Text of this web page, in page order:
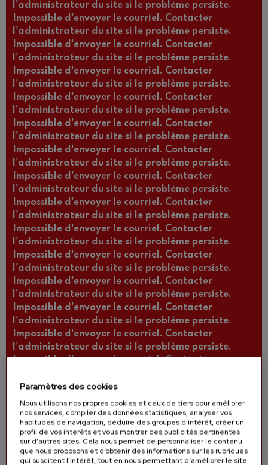
l'administrateur du site si le problème persiste.
Impossible d'envoyer le courriel. Contacter
l'administrateur du site si le problème persiste.
Impossible d'envoyer le courriel. Contacter
l'administrateur du site si le problème persiste.
Impossible d'envoyer le courriel. Contacter
l'administrateur du site si le problème persiste.
Impossible d'envoyer le courriel. Contacter
l'administrateur du site si le problème persiste.
Impossible d'envoyer le courriel. Contacter
l'administrateur du site si le problème persiste.
Impossible d'envoyer le courriel. Contacter
l'administrateur du site si le problème persiste.
Impossible d'envoyer le courriel. Contacter
l'administrateur du site si le problème persiste.
Impossible d'envoyer le courriel. Contacter
l'administrateur du site si le problème persiste.
Impossible d'envoyer le courriel. Contacter
l'administrateur du site si le problème persiste.
Impossible d'envoyer le courriel. Contacter
l'administrateur du site si le problème persiste.
Impossible d'envoyer le courriel. Contacter
l'administrateur du site si le problème persiste.
Impossible d'envoyer le courriel. Contacter
l'administrateur du site si le problème persiste.
Impossible d'envoyer le courriel. Contacter
l'administrateur du site si le problème persiste.
Impossible d'envoyer le courriel. Contacter
Impossible d'envoyer le courriel. Contacter
l'administrateur du site si le problème persiste.
Impossible d'envoyer le courriel. Contacter
l'administrateur du site si le problème persiste.
Impossible d'envoyer le courriel. Contacter
l'administrateur du site si le problème persiste.
Paramètres des cookies
Nous utilisons nos propres cookies et ceux de tiers pour améliorer
nos services, compiler des données statistiques, analyser vos
habitudes de navigation, déduire des groupes d’intérêt, créer un
profil de vos intérêts et vous montrer des publicités pertinentes
sur d’autres sites. Cela nous permet de personnaliser le contenu
que nous proposons et d’obtenir des informations sur les rubriques
qui suscitent l’intérêt, tout en nous permettant d’améliorer le site